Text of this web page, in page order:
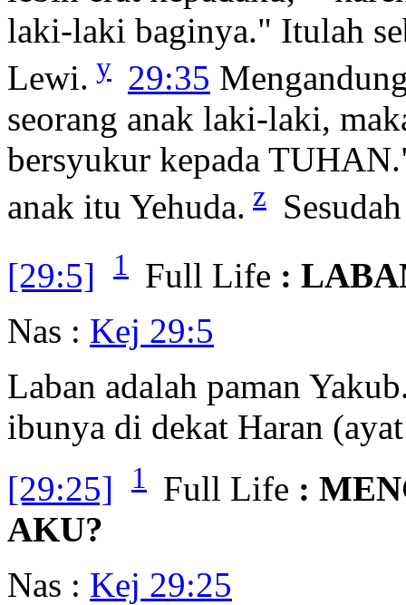
laki-laki baginya." Itulah
Lewi. y 29:35
seorang anak laki-laki,
bersyukur kepada
anak itu Yehuda. z
[29:5]
1 Full Life :
Nas : Kej 29:5
Laban adalah paman
ibunya di dekat Haran
[29:25]
1 Full Life :
AKU?
Nas : Kej 29:25